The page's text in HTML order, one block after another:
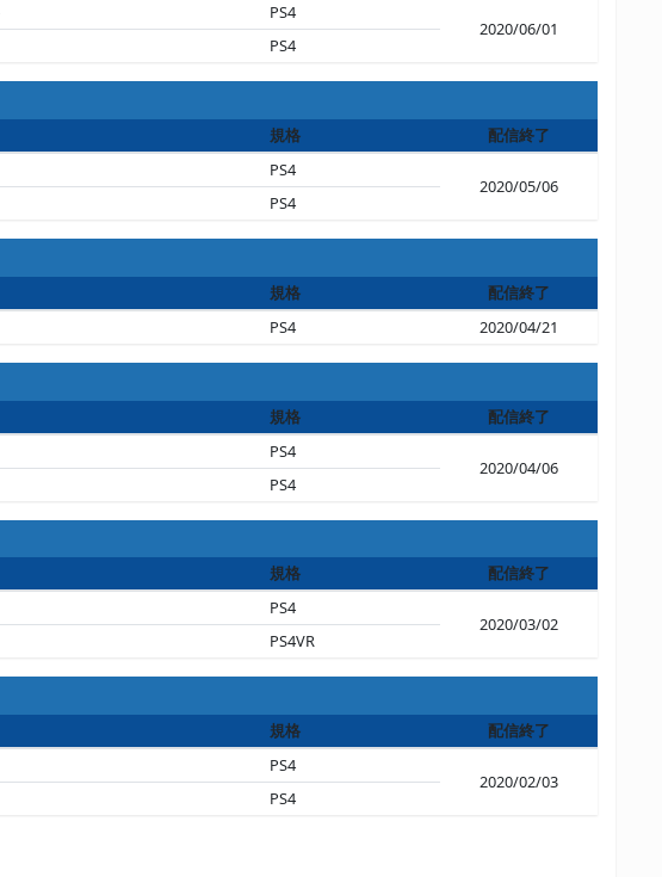
PS4
2020/06/01
PS4
規格
配信終了
PS4
2020/05/06
PS4
規格
配信終了
PS4 2020/04/21
規格
配信終了
PS4
2020/04/06
PS4
規格
配信終了
PS4
2020/03/02
PS4VR
規格
配信終了
PS4
2020/02/03
PS4